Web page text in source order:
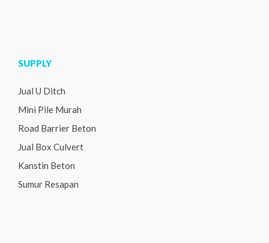
SUPPLY
Jual U Ditch
Mini Pile Murah
Road Barrier Beton
Jual Box Culvert
Kanstin Beton
Sumur Resapan